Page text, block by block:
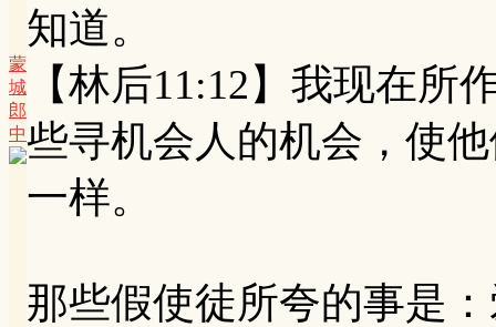
蒙
城
郎
中
知道。
【林后11:12】我现在
些寻机会人的机会，使
一样。
那些假使徒所夸的事是